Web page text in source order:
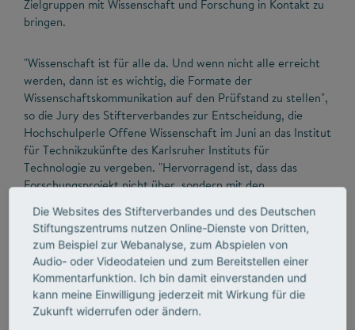
Zielgruppen mit Wissenschaft und Forschung in Kontakt zu
bringen.
"Wissenschaft ist für alle da. Und wenn nicht alle erreicht
werden, dann ist es wichtig, die Formate der
Wissenschaftskommunikation auf den Prüfstand zu stellen",
so die Jury des Stifterverbandes zur Entscheidung, die
Hochschulperle Offene Wissenschaft im Juni an das Institut
für Technikzukünfte des Karlsruher Instituts für
Technologie zu vergeben. "Hervorragend ist, dass das
Forschungsprojekt nicht über, sondern mit den
verschiedenen Zielgruppen neue Wege sucht und
Kommunikationsformate entwickelt, um Themen aus
Wissenschaft und Forschung so vielen Menschen wie
möglich zugänglich zu machen."
Die Websites des Stifterverbandes und des Deutschen
Stiftungszentrums nutzen Online-Dienste von Dritten,
zum Beispiel zur Webanalyse, zum Abspielen von
Audio- oder Videodateien und zum Bereitstellen einer
Kommentarfunktion. Ich bin damit einverstanden und
kann meine Einwilligung jederzeit mit Wirkung für die
Zukunft widerrufen oder ändern.